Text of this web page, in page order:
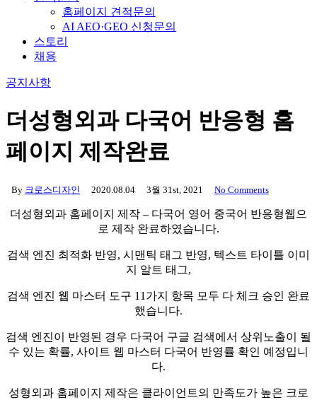
홈페이지 견적문의
AI AEO·GEO 신청문의
스토리
채용
공지사항
더성형외과 다국어 반응형 홈
페이지 제작완료
By 크로스디자인 2020.08.04 3월 31st, 2021 No Comments
더성형외과 홈페이지 제작 – 다국어 영어 중국어 반응형웹으
로 제작 완료하였습니다.
검색 엔진 최적화 반영, 시맨틱 태그 반영, 텍스트 타이틀 이미
지 알트 태그,
검색 엔진 웹 마스터 도구 11가지 항목 모두 다 체크 승인 완료
했습니다.
검색 엔진이 반영된 경우 다국어 구글 검색에서 상위노출이 될
수 있는 확률, 사이트 웹 마스터 다국어 반영률 확인 예정입니
다.
성형외과 홈페이지 제작은 클라이언트의 만족도가 높은 크로